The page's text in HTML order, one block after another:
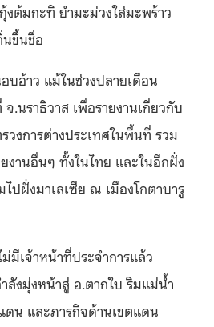
งต้มกะทิ ยำมะม่วงใส่มะพร้าว
ขึ้นชื่อ
บอ้าว แม้ในช่วงปลายเดือน
.นราธิวาส เพื่อรายงานเกี่ยวกับ
วงการต่างประเทศในพื้นที่ รวม
านอื่นๆ ทั้งในไทย และในอีกฝั่ง
ปฝั่งมาเลเซีย ณ เมืองโกตาบารู​
มีเจ้าหน้าที่ประจำการแล้ว
ลังมุ่งหน้าสู่ อ.ตากใบ ริมแม่น้ำ
ดน และภารกิจด้านเขตแดน